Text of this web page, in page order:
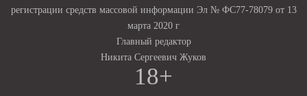
регистрации средств массовой информации Эл № ФС77-78079 от 13
марта 2020 г
Главный редактор
Никита Сергеевич Жуков
18+